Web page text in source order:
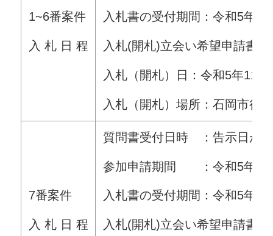
1~6番案件
入 札 日 程
入札書の受付期間：令和5年
入札(開札)立会い希望申請書
入札（開札）日：令和5年11月
入札（開札）場所：石岡市役
7番案件
入 札 日 程
質問書受付日時 ：告示日か
参加申請期間 ：令和5年10
入札書の受付期間：令和5年
入札(開札)立会い希望申請書